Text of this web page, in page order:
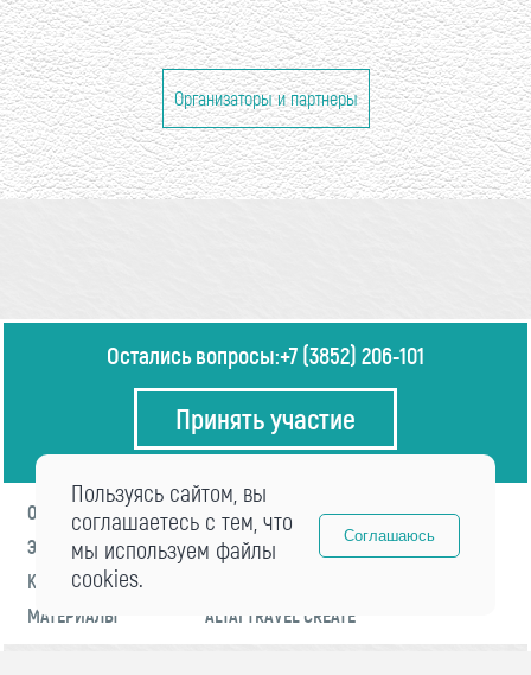
Организаторы и партнеры
Остались вопросы:+7 (3852) 206-101
Принять участие
О ФОРУМЕ
ПРОГРАММА
ЭКСПЕРТЫ
НОВОСТИ
КОНТАКТЫ
МАТЕРИАЛЫ
ALTAI TRAVEL CREATE
Пользуясь сайтом, вы
соглашаетесь с тем, что
мы используем файлы
cookies.
Соглашаюсь